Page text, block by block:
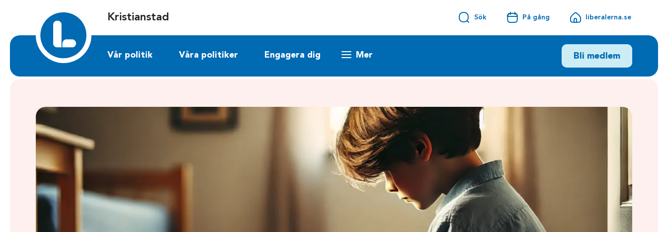
Kristianstad Sök På gång liberalerna.se
Vår politik Våra politiker Engagera dig Mer Bli medlem